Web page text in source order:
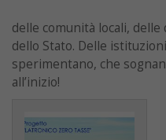
delle comunità locali,
dello Stato. Delle
sperimentano, che
all’inizio!